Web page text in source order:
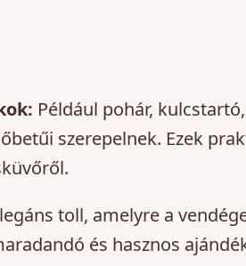
Például pohár,
szerepelnek. Ezek
toll, amelyre a
és hasznos